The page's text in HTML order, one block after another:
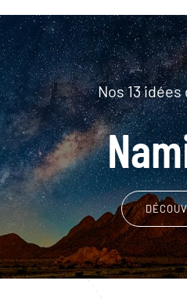
Nos 13